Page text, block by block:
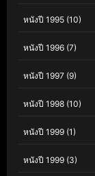
หนังปี 1995 (10)
หนังปี 1996 (7)
หนังปี 1997 (9)
หนังปี 1998 (10)
หนังปี 1999 (1)
หนังปี 1999 (3)